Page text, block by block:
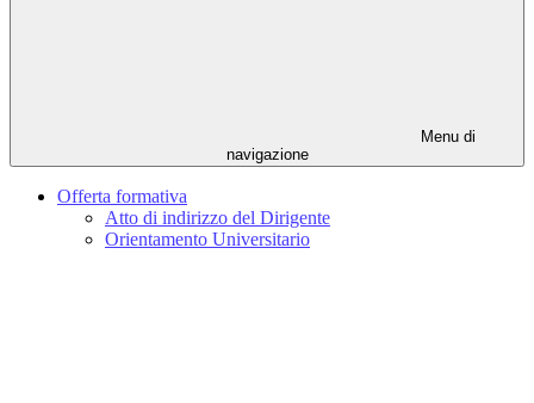
Menu di
navigazione
Offerta formativa
Atto di indirizzo del Dirigente
Orientamento Universitario